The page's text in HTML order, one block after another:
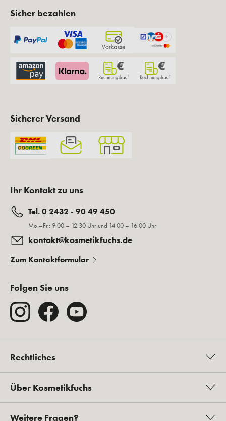
Sicher bezahlen
Sicherer Versand
Ihr Kontakt zu uns
Tel. 0 2432 - 90 49 450
Mo.–Fr.: 9:00 – 12:30 Uhr und 14:00 – 16:00 Uhr
kontakt@kosmetikfuchs.de
Zum Kontaktformular
Folgen Sie uns
Rechtliches
Über Kosmetikfuchs
Weitere Fragen?